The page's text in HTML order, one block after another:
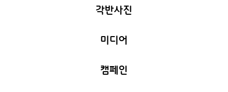
각반사진
미디어
캠페인